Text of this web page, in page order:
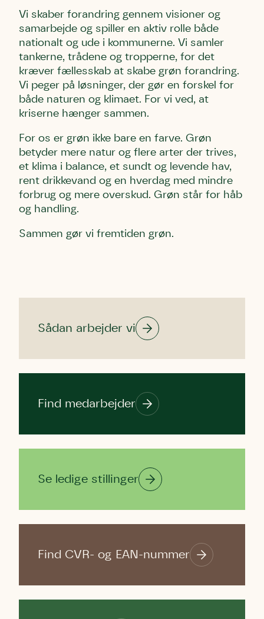
Vi skaber forandring gennem visioner og
samarbejde og spiller en aktiv rolle både
nationalt og ude i kommunerne. Vi samler
tankerne, trådene og tropperne, for det
kræver fællesskab at skabe grøn forandring.
Vi peger på løsninger, der gør en forskel for
både naturen og klimaet. For vi ved, at
kriserne hænger sammen.
For os er grøn ikke bare en farve. Grøn
betyder mere natur og flere arter der trives,
et klima i balance, et sundt og levende hav,
rent drikkevand og en hverdag med mindre
forbrug og mere overskud. Grøn står for håb
og handling.
Sammen gør vi fremtiden grøn.
Sådan arbejder vi
Find medarbejder
Se ledige stillinger
Find CVR- og EAN-nummer